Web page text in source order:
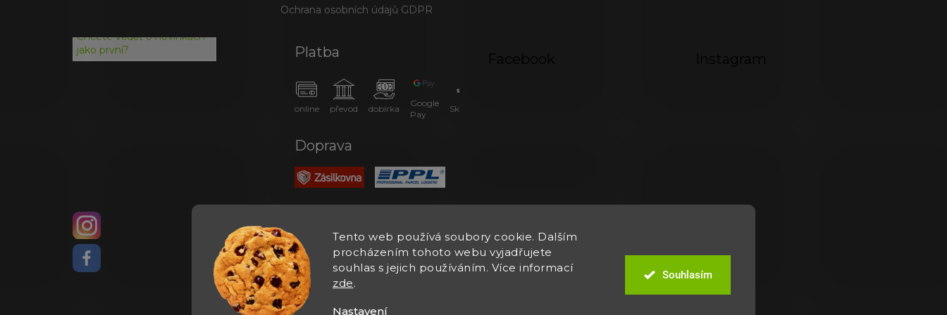
Tento web používá soubory cookie. Dalším
procházením tohoto webu vyjadřujete
souhlas s jejich používáním. Více informací
zde.
Nastavení
Souhlasím
Ochrana osobních údajů GDPR
Chcete vědět o novinkách
jako první?
Platba
online převod dobírka
Google
Pay
SkipPay
Doprava